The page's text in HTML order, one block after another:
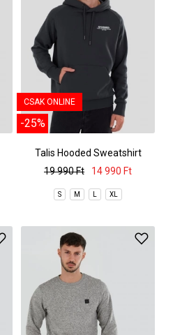
CSAK ONLINE
-25%
Talis Hooded Sweatshirt
19 990 Ft
14 990 Ft
S M L XL